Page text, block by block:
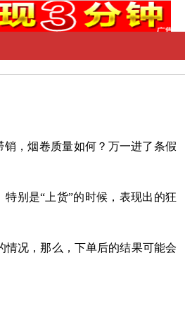
，烟卷质量如何？万一进了条假
别是“上货”的时候，表现出的狂
情况，那么，下单后的结果可能会